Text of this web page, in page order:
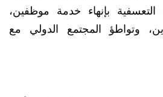
التعسفية بإنهاء خدمة موظفين،
وتواطؤ المجتمع الدولي مع